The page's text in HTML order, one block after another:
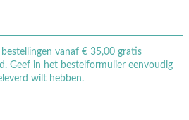
vanaf € 35,00 gratis
Geef in het bestelformulier eenvoudig
wilt hebben.